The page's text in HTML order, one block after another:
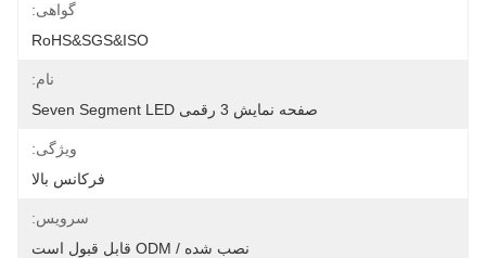
گواهی:
RoHS&SGS&ISO
نام:
صفحه نمایش 3 رقمی Seven Segment LED
ویژگی:
فرکانس بالا
سرویس:
نصب شده / ODM قابل قبول است